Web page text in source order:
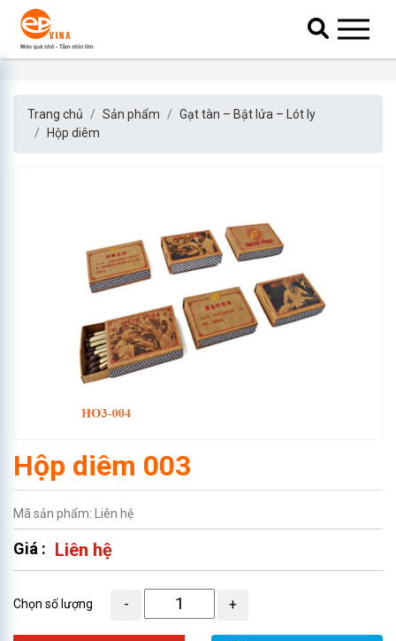
Trang chủ Sản phẩm
Gạt tàn – Bật lửa – Lót ly
Hộp diêm
Hộp diêm 003
Mã sản phẩm: Liên hệ
Giá : Liên hệ
Chọn số lượng